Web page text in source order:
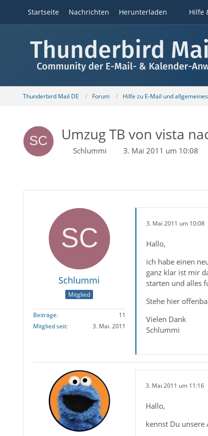
Startseite Nachrichten Herunterladen Hilfe
Thunderbird Mail DE Forum Hilfe zu E-Mail und
Umzug TB von vista
Schlummi 3. Mai 2011 um 10:08
Schlummi
Mitglied
Beiträge
11
Mitglied seit
3. Mai. 2011
3. Mai 2011 um 10:08
Hallo,
ich habe einen
ganz klar ist mir
starten und alles
Stehe hier
Vielen Dank
Schlummi
3. Mai 2011 um 11:16
Hallo,
kennst Du unsere